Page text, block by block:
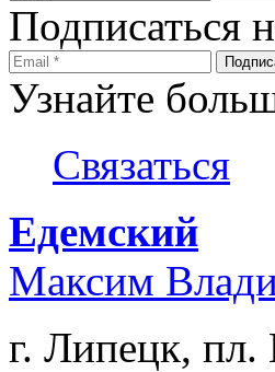
Подписаться
Узнайте
Связаться
Едемский
Максим
г. Липецк, пл.